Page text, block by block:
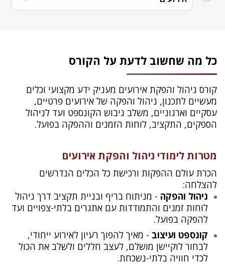
לכל אירוע.
עיצוב ויצירת אווירה: בניית קונספט ייחודי, בחירת
אטרקציות וקולינריה: איך לבחור ספקים מיוחדים ופורצי
דרך.
לכניסה בטוחה ומוצלחת לעולם ההפקה.
כל מה שחשוב לדעת על הקורס
קורס ניהול והפקת אירועים מעניק ידע מקצועי וכלים
מעשיים לתכנון, ניהול והפקה של אירועים פרטיים,
עסקיים וארגוניים, משלב גיבוש הקונספט ועד לניהול
הספקים, התקציב, לוחות הזמנים וההפקה בפועל.
מטרות לימודי ניהול והפקת אירועים
הכרת עולם ההפקות ורכישת כל הכלים הנדרשים
להצלחה:
ניהול והפקה - מניתוח בריף ובניית תקציב דרך ניהול
לוחות זמנים והתמודדות עם אתגרים בלתי-צפויים ועד
להפקה בפועל.
קונספט ועיצוב - מאיך להפוך רעיון לאירוע ייחודי,
לבחור לוקיישן מושלם, לעצב חללים ולשלב את הכול
לכדי חוויה בלתי-נשכחת.